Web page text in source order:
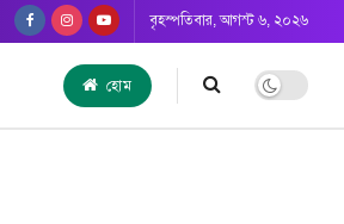
বৃহস্পতিবার, আগস্ট ৬, ২০২৬
হোম